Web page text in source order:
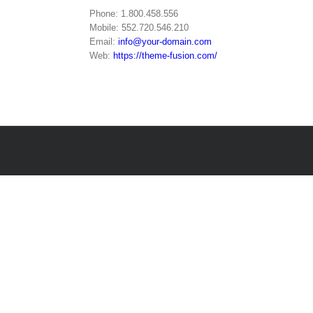
Phone: 1.800.458.556
Mobile: 552.720.546.210
Email:info@your-domain.com
Web: https://theme-fusion.com/